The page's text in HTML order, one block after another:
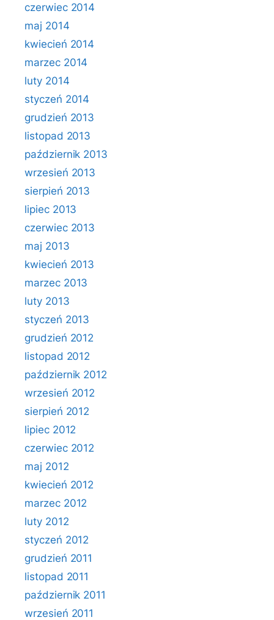
czerwiec 2014
maj 2014
kwiecień 2014
marzec 2014
luty 2014
styczeń 2014
grudzień 2013
listopad 2013
październik 2013
wrzesień 2013
sierpień 2013
lipiec 2013
czerwiec 2013
maj 2013
kwiecień 2013
marzec 2013
luty 2013
styczeń 2013
grudzień 2012
listopad 2012
październik 2012
wrzesień 2012
sierpień 2012
lipiec 2012
czerwiec 2012
maj 2012
kwiecień 2012
marzec 2012
luty 2012
styczeń 2012
grudzień 2011
listopad 2011
październik 2011
wrzesień 2011